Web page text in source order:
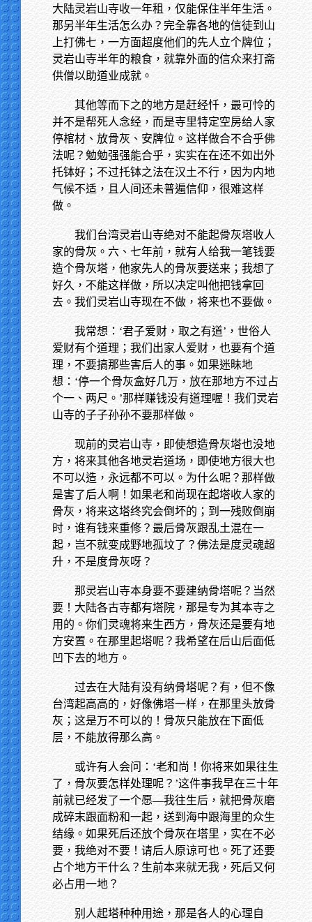
大陆灵岩山寺收一年租，仅能保住半年生活。
那另半年生活怎么办？完全靠各地的信徒到山
上打佛七，一方面超度他们的先人立个牌位；
灵岩山寺半年的粮食，就靠外面的信众来打斋
供僧以助道业成就。
其他等而下之的地方是赶经忏，最可怜的
并不是帮死人念经，而是寺里特定空房给人家
停棺材、放骨灰、安牌位。这样做合不合乎佛
法呢？勉勉强强能合乎，实实在在还不如出外
托钵好；不过托钵之法在汉土不行，因为内地
气候不适，且人间还未普遍信仰，很难这样
做。
我们台湾灵岩山寺绝对不能起骨灰塔收人
家的骨灰。六、七年前，就有人给我一笔钱要
造个骨灰塔，他家先人的骨灰要送来；我想了
好久，不能这样做，所以决定叫他把钱拿回
去。我们灵岩山寺现在不做，将来也不要做。
我常想：‘君子爱财，取之有道’，世俗人
爱财有个道理；我们出家人爱财，也要有个道
理，不要搞那些害后人的事。如果迷昧地
想：‘停一个骨灰盒好几万，放在那地方不过占
个一、两尺。’那样赚钱没有道理喔！我们灵岩
山寺的子子孙孙不要那样做。
现前的灵岩山寺，即使想造骨灰塔也没地
方，将来其他各地灵岩道场，即使地方很大也
不可以造，永远都不可以。为什么呢？那样做
是害了后人啊！如果老和尚现在起塔收人家的
骨灰，将来这塔终究会倒坏的；到一残败倒崩
时，谁有钱来重修？最后骨灰跟乱土混在一
起，岂不就变成野地孤坟了？佛法是度灵魂超
升，不是度骨灰呀？
那灵岩山寺本身要不要建纳骨塔呢？当然
要！大陆各古寺都有塔院，那是专为其本寺之
用的。你们灵魂将来生西方，骨灰还是要有地
方安置。在那里起塔呢？我希望在后山后面低
凹下去的地方。
过去在大陆有没有纳骨塔呢？有，但不像
台湾起高高的，好像佛塔一样，在那里头放骨
灰；这是万不可以的！骨灰只能放在下面低
层，不能放得那么高。
或许有人会问：‘老和尚！你将来如果往生
了，骨灰要怎样处理呢？’这件事我早在三十年
前就已经发了一个愿—我往生后，就把骨灰磨
成碎末跟面粉和一起，送到海中跟海里的众生
结缘。如果死后还放个骨灰在塔里，实在不必
要，我绝对不要！请后人原谅可也。死了还要
占个地方干什么？生前本来就无我，死后又何
必占用一地？
别人起塔种种用途，那是各人的心理自